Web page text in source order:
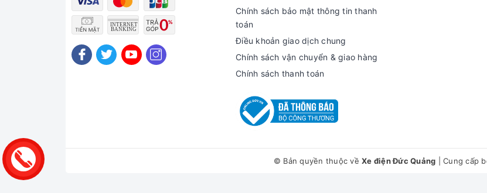
Chính sách bảo mật thông tin thanh
toán
Điều khoản giao dịch chung
Chính sách vận chuyển & giao hàng
Chính sách thanh toán
© Bản quyền thuộc về Xe điện Đức Quảng Cung cấp